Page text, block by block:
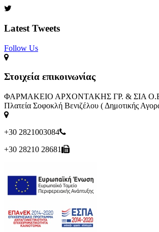
Latest Tweets
Follow Us​
Στοιχεία επικοινωνίας
ΦΑΡΜΑΚΕΙΟ ΑΡΧΟΝΤΑΚΗΣ ΓΡ. & ΣΙΑ
Πλατεία Σοφοκλή Βενιζέλου ( Δημοτικής
+30 2821003084
+30 28210 28681